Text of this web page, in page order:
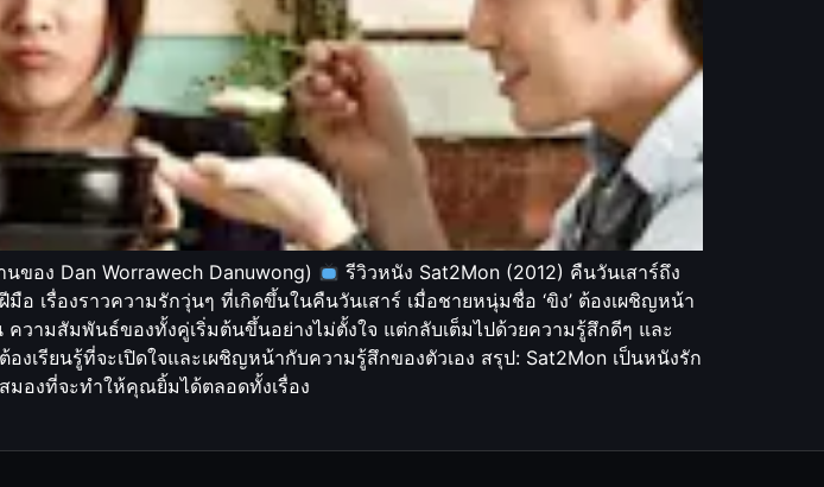
นของ Dan Worrawech Danuwong)
รีวิวหนัง Sat2Mon (2012) คืนวันเสาร์ถึง
เรื่องราวความรักวุ่นๆ ที่เกิดขึ้นในคืนวันเสาร์ เมื่อชายหนุ่มชื่อ ‘ขิง’ ต้องเผชิญหน้า
ามสัมพันธ์ของทั้งคู่เริ่มต้นขึ้นอย่างไม่ตั้งใจ แต่กลับเต็มไปด้วยความรู้สึกดีๆ และ
รียนรู้ที่จะเปิดใจและเผชิญหน้ากับความรู้สึกของตัวเอง สรุป: Sat2Mon เป็นหนังรัก
องที่จะทำให้คุณยิ้มได้ตลอดทั้งเรื่อง